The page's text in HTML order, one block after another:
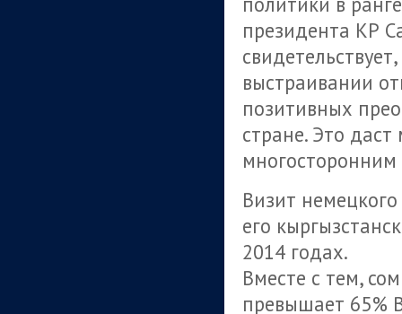
президента КР
выстраивании
позитивных
стране. Это
Визит
его
2014 годах.
Вместе с тем,
превышает 65%